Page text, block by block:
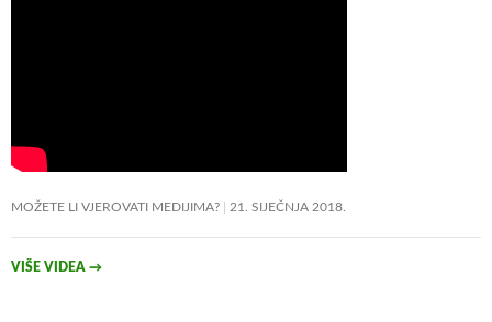
MOŽETE LI VJEROVATI MEDIJIMA? 21. SIJEČNJA 2018.
VIŠE VIDEA →